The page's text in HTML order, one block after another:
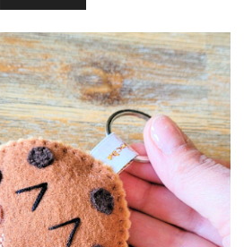
plusieurs
variations.
Les
options
peuvent
être
choisies
sur
la